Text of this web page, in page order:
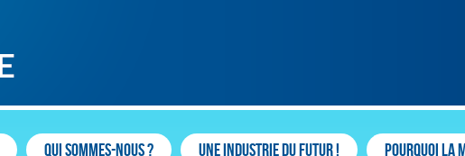
Qui sommes-nous ? Une Industrie du Futur ! Pourquoi la